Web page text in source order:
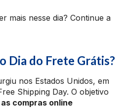
mais nesse dia? Continue a
Dia do Frete Grátis?
nos Estados Unidos, em
Shipping Day. O objetivo
compras online